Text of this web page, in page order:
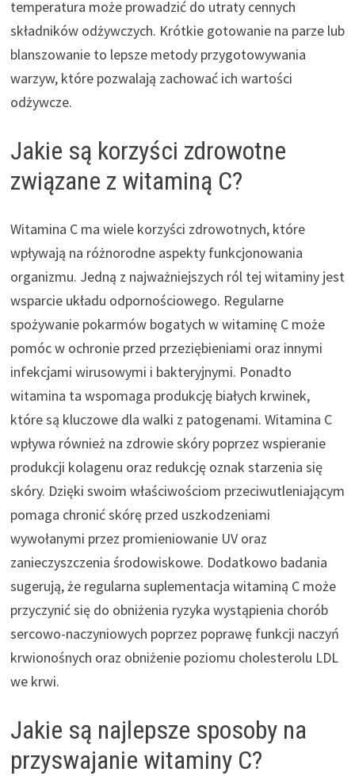
temperatura może prowadzić do utraty cennych
składników odżywczych. Krótkie gotowanie na parze lub
blanszowanie to lepsze metody przygotowywania
warzyw, które pozwalają zachować ich wartości
odżywcze.
Jakie są korzyści zdrowotne
związane z witaminą C?
Witamina C ma wiele korzyści zdrowotnych, które
wpływają na różnorodne aspekty funkcjonowania
organizmu. Jedną z najważniejszych ról tej witaminy jest
wsparcie układu odpornościowego. Regularne
spożywanie pokarmów bogatych w witaminę C może
pomóc w ochronie przed przeziębieniami oraz innymi
infekcjami wirusowymi i bakteryjnymi. Ponadto
witamina ta wspomaga produkcję białych krwinek,
które są kluczowe dla walki z patogenami. Witamina C
wpływa również na zdrowie skóry poprzez wspieranie
produkcji kolagenu oraz redukcję oznak starzenia się
skóry. Dzięki swoim właściwościom przeciwutleniającym
pomaga chronić skórę przed uszkodzeniami
wywołanymi przez promieniowanie UV oraz
zanieczyszczenia środowiskowe. Dodatkowo badania
sugerują, że regularna suplementacja witaminą C może
przyczynić się do obniżenia ryzyka wystąpienia chorób
sercowo-naczyniowych poprzez poprawę funkcji naczyń
krwionośnych oraz obniżenie poziomu cholesterolu LDL
we krwi.
Jakie są najlepsze sposoby na
przyswajanie witaminy C?